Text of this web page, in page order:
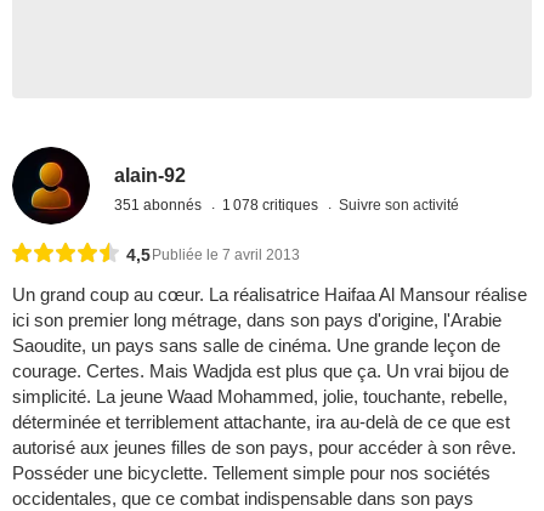
alain-92
351 abonnés 1 078 critiques Suivre son activité
4,5 Publiée le 7 avril 2013
Un grand coup au cœur. La réalisatrice Haifaa Al Mansour réalise
ici son premier long métrage, dans son pays d'origine, l'Arabie
Saoudite, un pays sans salle de cinéma. Une grande leçon de
courage. Certes. Mais Wadjda est plus que ça. Un vrai bijou de
simplicité. La jeune Waad Mohammed, jolie, touchante, rebelle,
déterminée et terriblement attachante, ira au-delà de ce que est
autorisé aux jeunes filles de son pays, pour accéder à son rêve.
Posséder une bicyclette. Tellement simple pour nos sociétés
occidentales, que ce combat indispensable dans son pays